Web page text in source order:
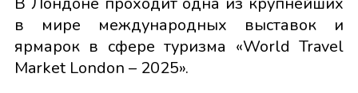
в мире международных выставок и
ярмарок в сфере туризма «World Travel
Market London – 2025».